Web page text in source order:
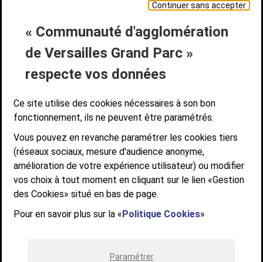
Continuer sans accepter
« Communauté d'agglomération
de Versailles Grand Parc »
respecte vos données
Ce site utilise des cookies nécessaires à son bon
fonctionnement, ils ne peuvent être paramétrés.
Vous pouvez en revanche paramétrer les cookies tiers
(réseaux sociaux, mesure d'audience anonyme,
amélioration de votre expérience utilisateur) ou modifier
vos choix à tout moment en cliquant sur le lien «Gestion
des Cookies» situé en bas de page.
Pour en savoir plus sur la «Politique Cookies»
Paramétrer
Liens bas de page
CONTACT MENTIONS LÉGALES
PLAN DE SITE
ACCESSIBILITÉ NUMÉRIQUE
GESTION DES COOKIES
Suivez-nous
SUIVEZ-NOUS SUR
Communauté d'agglomération de Versailles
Grand Parc
6, AVENUE DE PARIS - CS 10922 - 78009 VERSAILLES CEDEX
STANDARD : 01 39 66 30 00 - OUVERT DU LUNDI AU VENDREDI DE 9H À